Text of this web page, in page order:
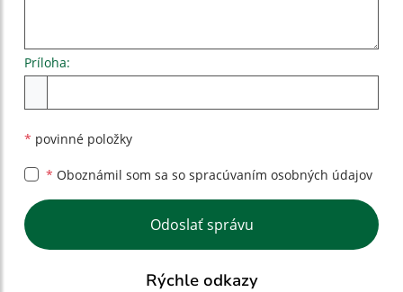
Príloha:
* povinné položky
* Oboznámil som sa so spracúvaním osobných údajov
Google reCaptcha Response
Odoslať správu
Rýchle odkazy